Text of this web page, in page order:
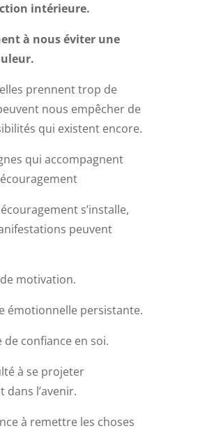
intérieure.
à nous éviter une
prennent trop de
nous empêcher de
qui existent encore.
qui accompagnent
s’installe,
peuvent
motivation.
émotionnelle persistante.
de confiance en soi.
à se projeter
dans l’avenir.
à remettre les choses